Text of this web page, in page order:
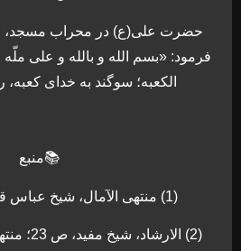
حضرت علی(ع) در محراب مسجد،
فرمود: «بسم الله و بالله و علی
الكعبه؛ سوگند به خدای كعبه،
📚منبع
(1) منتهی الآمال، شیخ عباس قمی، ج1، ص 172
(2)